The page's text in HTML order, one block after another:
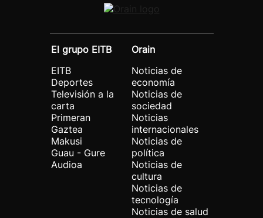
El grupo EITB
EITB
Deportes
Televisión a la
carta
Primeran
Gaztea
Makusi
Guau - Gure
Audioa
Orain
Noticias de
economía
Noticias de
sociedad
Noticias
internacionales
Noticias de
política
Noticias de
cultura
Noticias de
tecnología
Noticias de salud